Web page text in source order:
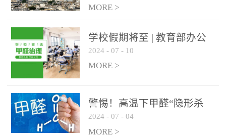
绿色家居
MORE >
学校假期将至 | 教育部办公
厅关于加强学校新建校舍室
内空气质量管理通知
2024 - 07 - 10
MORE >
警惕！高温下甲醛“隐形杀
手”来袭，你的家安全吗？
2024 - 07 - 04
MORE >